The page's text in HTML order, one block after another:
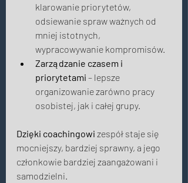
klarowanie priorytetów,
odsiewanie spraw ważnych od
mniej istotnych,
wypracowywanie kompromisów.
Zarządzanie czasem i
priorytetami – lepsze
organizowanie zarówno pracy
osobistej, jak i całej grupy.
Dzięki coachingowi zespół staje się
mocniejszy, bardziej sprawny, a jego
członkowie bardziej zaangażowani i
samodzielni.